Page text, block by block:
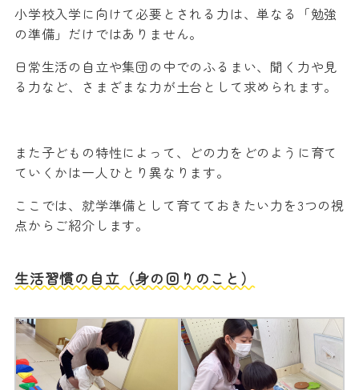
小学校入学に向けて必要とされる力は、単なる「勉強
の準備」だけではありません。
日常生活の自立や集団の中でのふるまい、聞く力や見
る力など、さまざまな力が土台として求められます。
また子どもの特性によって、どの力をどのように育て
ていくかは一人ひとり異なります。
ここでは、就学準備として育てておきたい力を3つの視
点からご紹介します。
生活習慣の自立（身の回りのこと）